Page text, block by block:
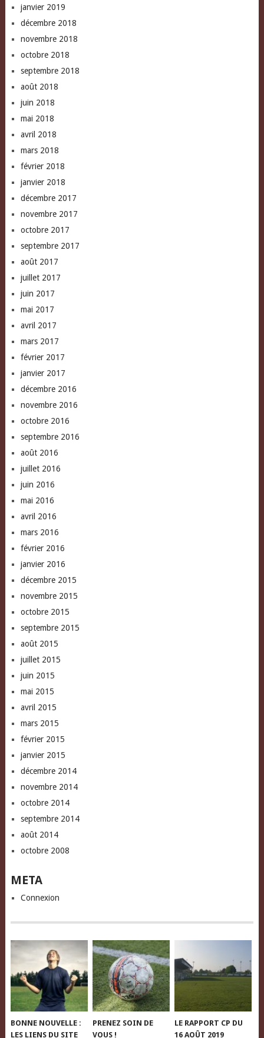
janvier 2019
décembre 2018
novembre 2018
octobre 2018
septembre 2018
août 2018
juin 2018
mai 2018
avril 2018
mars 2018
février 2018
janvier 2018
décembre 2017
novembre 2017
octobre 2017
septembre 2017
août 2017
juillet 2017
juin 2017
mai 2017
avril 2017
mars 2017
février 2017
janvier 2017
décembre 2016
novembre 2016
octobre 2016
septembre 2016
août 2016
juillet 2016
juin 2016
mai 2016
avril 2016
mars 2016
février 2016
janvier 2016
décembre 2015
novembre 2015
octobre 2015
septembre 2015
août 2015
juillet 2015
juin 2015
mai 2015
avril 2015
mars 2015
février 2015
janvier 2015
décembre 2014
novembre 2014
octobre 2014
septembre 2014
août 2014
octobre 2008
META
Connexion
BONNE NOUVELLE :
LES LIENS DU SITE
PRENEZ SOIN DE
VOUS !
LE RAPPORT CP DU
16 AOÛT 2019